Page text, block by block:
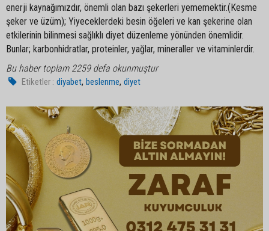
enerji kaynağımızdır, önemli olan bazı şekerleri yememektir.(Kesme
şeker ve üzüm); Yiyeceklerdeki besin öğeleri ve kan şekerine olan
etkilerinin bilinmesi sağlıklı diyet düzenleme yönünden önemlidir.
Bunlar; karbonhidratlar, proteinler, yağlar, mineraller ve vitaminlerdir.
Bu haber toplam 2259 defa okunmuştur
Etiketler : diyabet,beslenme,diyet